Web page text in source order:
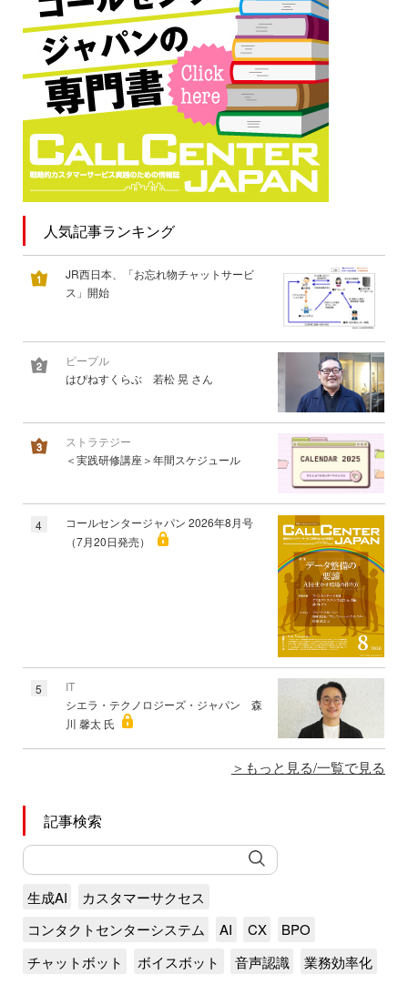
人気記事ランキング
JR西日本、「お忘れ物チャットサービ
ス」開始
ピープル
はぴねすくらぶ 若松 晃 さん
ストラテジー
＜実践研修講座＞年間スケジュール
4
コールセンタージャパン 2026年8月号
（7月20日発売）
5
IT
シエラ・テクノロジーズ・ジャパン 森
川 馨太 氏
もっと見る/一覧で見る
記事検索
生成AI
カスタマーサクセス
コンタクトセンターシステム
AI CX
BPO
チャットボット
ボイスボット 音声認識 業務効率化